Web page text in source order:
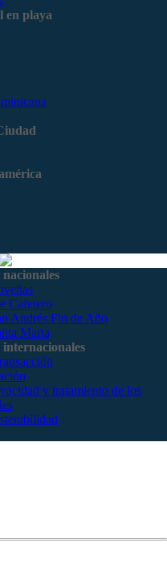
en playa
Cafetero
Andrés Fin de Año
Marta
y tratamiento de los